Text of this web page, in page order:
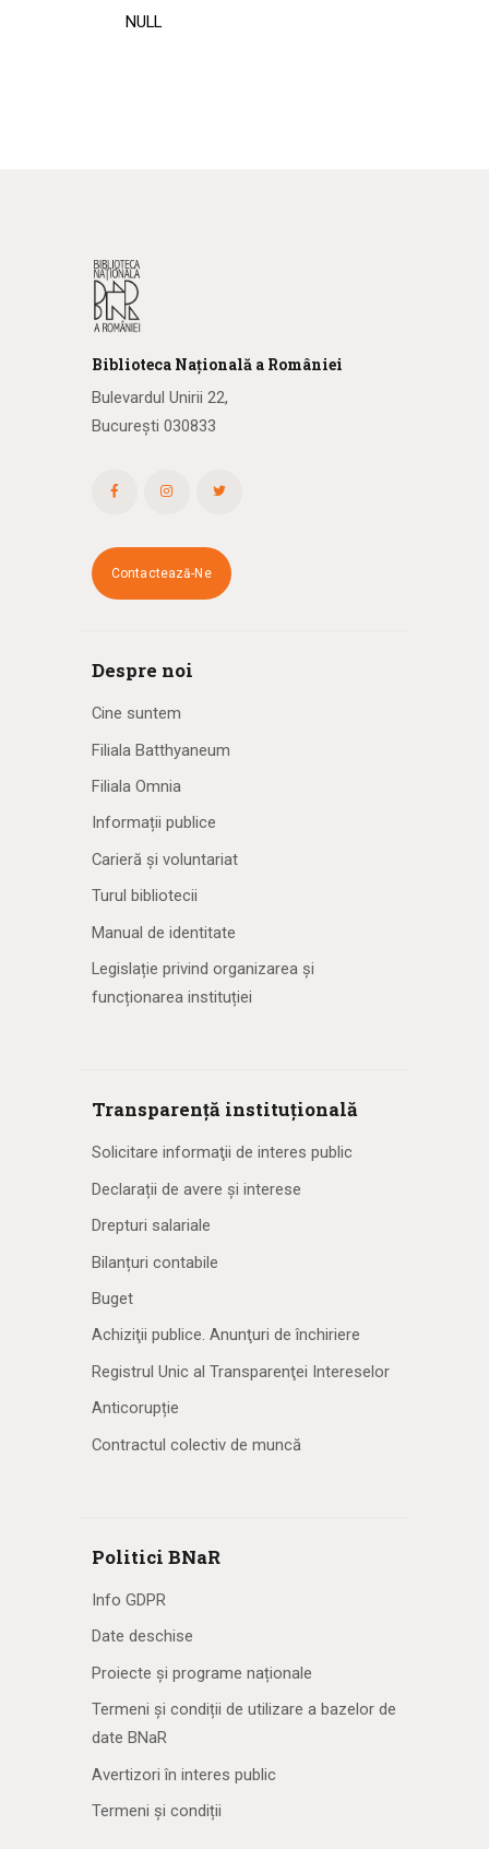
NULL
Biblioteca Națională a României
Bulevardul Unirii 22,
București 030833
Contactează-Ne
Despre noi
Cine suntem
Filiala Batthyaneum
Filiala Omnia
Informații publice
Carieră și voluntariat
Turul bibliotecii
Manual de identitate
Legislație privind organizarea și
funcționarea instituției
Transparență instituțională
Solicitare informaţii de interes public
Declarații de avere și interese
Drepturi salariale
Bilanțuri contabile
Buget
Achiziţii publice. Anunţuri de închiriere
Registrul Unic al Transparenţei Intereselor
Anticorupție
Contractul colectiv de muncă
Politici BNaR
Info GDPR
Date deschise
Proiecte și programe naționale
Termeni și condiții de utilizare a bazelor de
date BNaR
Avertizori în interes public
Termeni și condiții